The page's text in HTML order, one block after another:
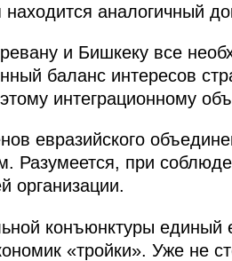
аналогичный
и Бишкеку все
баланс интересов
интеграционному
евразийского
Разумеется, при
организации.
конъюнктуры единый
«тройки». Уже не